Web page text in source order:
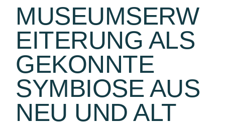
MUSEUMSERW
EITERUNG ALS
GEKONNTE
SYMBIOSE AUS
NEU UND ALT